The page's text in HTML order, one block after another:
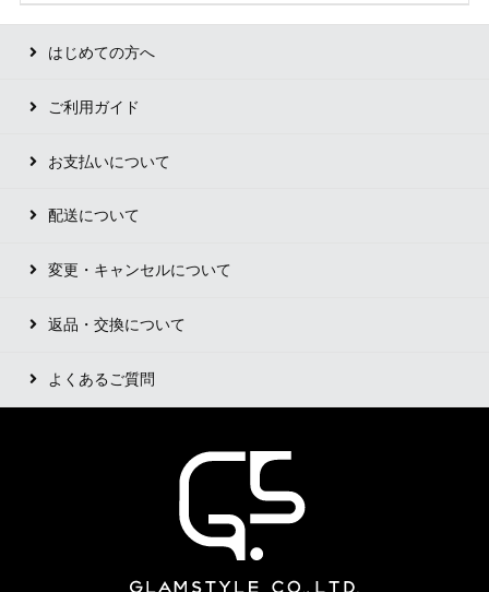
はじめての方へ
ご利用ガイド
お支払いについて
配送について
変更・キャンセルについて
返品・交換について
よくあるご質問